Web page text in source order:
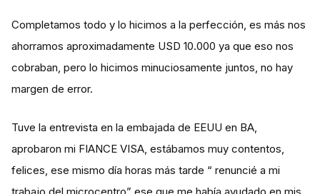
Completamos todo y lo hicimos a la perfección, es más nos
ahorramos aproximadamente USD 10.000 ya que eso nos
cobraban, pero lo hicimos minuciosamente juntos, no hay
margen de error.
Tuve la entrevista en la embajada de EEUU en BA,
aprobaron mi FIANCE VISA, estábamos muy contentos,
felices, ese mismo día horas más tarde “ renuncié a mi